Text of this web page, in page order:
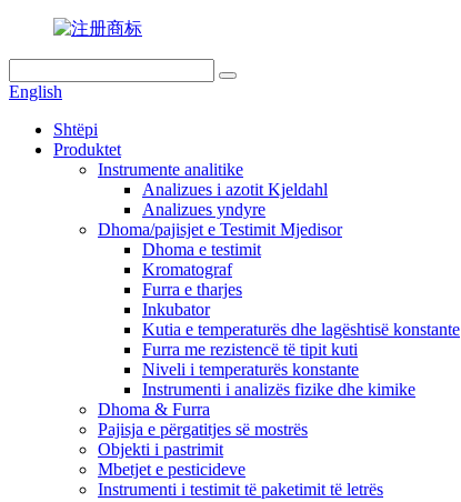
English
Shtëpi
Produktet
Instrumente analitike
Analizues i azotit Kjeldahl
Analizues yndyre
Dhoma/pajisjet e Testimit Mjedisor
Dhoma e testimit
Kromatograf
Furra e tharjes
Inkubator
Kutia e temperaturës dhe lagështisë konstante
Furra me rezistencë të tipit kuti
Niveli i temperaturës konstante
Instrumenti i analizës fizike dhe kimike
Dhoma & Furra
Pajisja e përgatitjes së mostrës
Objekti i pastrimit
Mbetjet e pesticideve
Instrumenti i testimit të paketimit të letrës